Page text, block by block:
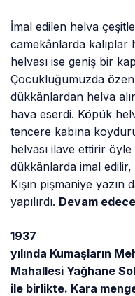
İmal edilen helva
camekânlarda kalıplar
helvası ise geniş bir
Çocukluğumuzda
dükkânlardan helva
hava eserdi. Köpük
tencere kabına
helvası ilave ettirir öyle
dükkânlarda imal edilir,
Kışın pişmaniye yazın
yapılırdı. Devam
1937
yılında Kumaşların
Mahallesi Yağhane
ile birlikte. Kara